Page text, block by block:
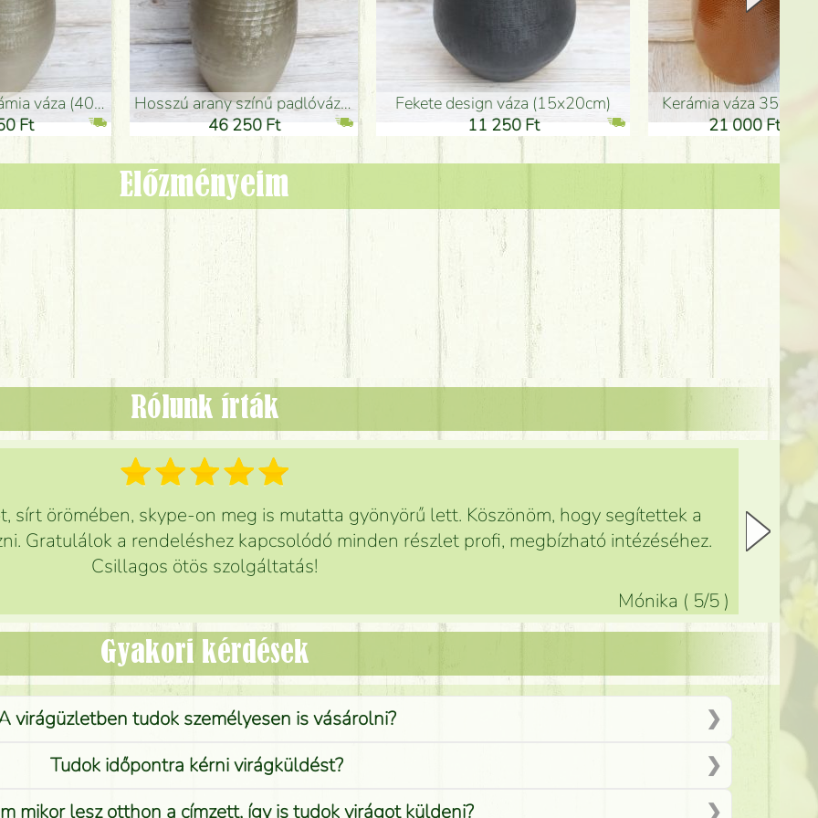
(50x29cm)
Ft
fekete design váza (15x20cm)
11 250 Ft
Kerámia váza 35*21cm
21 000 Ft
ballagó fiú fa betűző
1 300 Ft
Előzményeim
Rólunk írták
sírt örömében, skype-on meg is mutatta gyönyörű lett. Köszönöm, hogy segítettek a
Gratulálok a rendeléshez kapcsolódó minden részlet profi, megbízható intézéséhez.
Csillagos ötös szolgáltatás!
Mónika ( 5/5 )
Gyakori kérdések
virágüzletben tudok személyesen is vásárolni?
Tudok időpontra kérni virágküldést?
mikor lesz otthon a címzett, így is tudok virágot küldeni?